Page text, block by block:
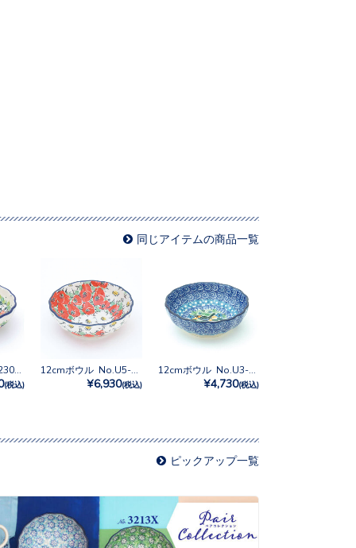
同じアイテムの商品一覧
12cmボウル No.2301X
(税込) ¥6,930(税込)
12cmボウル No.U3-2700
¥4,730(税込)
ピックアップ一覧